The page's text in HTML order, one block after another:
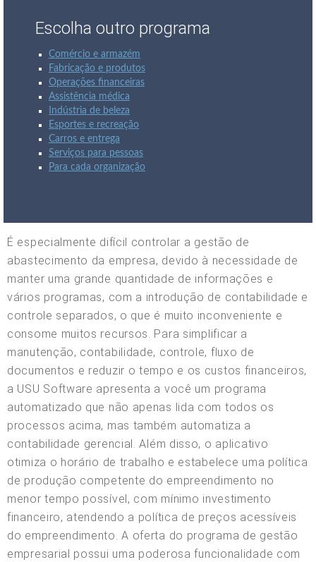
Escolha outro programa
Comércio e armazém
Fabricação e produtos
Operações financeiras
Assistência médica
Indústria de beleza
Esportes e recreação
Carros e entrega
Serviços para pessoas
Para cada organização
É especialmente difícil controlar a gestão de
abastecimento da empresa, devido à necessidade de
manter uma grande quantidade de informações e
vários programas, com a introdução de contabilidade e
controle separados, o que é muito inconveniente e
consome muitos recursos. Para simplificar a
manutenção, contabilidade, controle, fluxo de
documentos e reduzir o tempo e os custos financeiros,
a USU Software apresenta a você um programa
automatizado que não apenas lida com todos os
processos acima, mas também automatiza a
contabilidade gerencial. Além disso, o aplicativo
otimiza o horário de trabalho e estabelece uma política
de produção competente do empreendimento no
menor tempo possível, com mínimo investimento
financeiro, atendendo a política de preços acessíveis
do empreendimento. A oferta do programa de gestão
empresarial possui uma poderosa funcionalidade com